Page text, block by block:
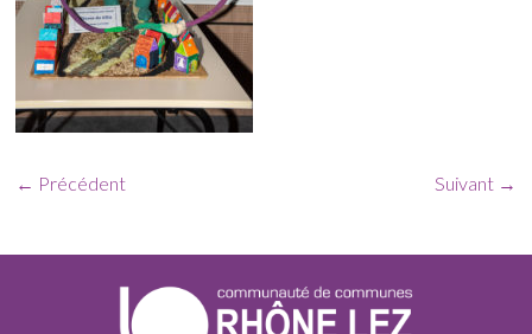
← Précédent Suivant →